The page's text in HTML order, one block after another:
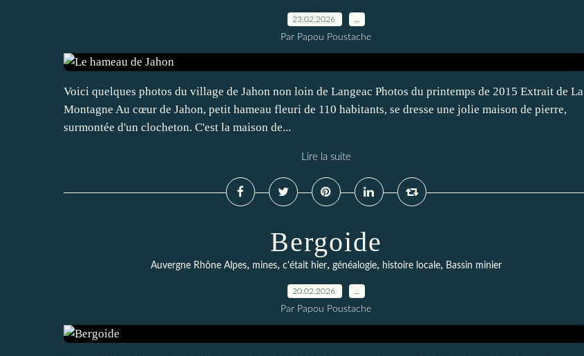
23.02.2026
Par Papou Poustache
Voici quelques photos du village de Jahon non loin de Langeac Photos du printemps de 2015 Extrait de La
Montagne Au cœur de Jahon, petit hameau fleuri de 110 habitants, se dresse une jolie maison de pierre,
surmontée d'un clocheton. C'est la maison de...
Lire la suite
Bergoide
Auvergne Rhône Alpes, mines, c'était hier, généalogie, histoire locale, Bassin minier
20.02.2026
Par Papou Poustache